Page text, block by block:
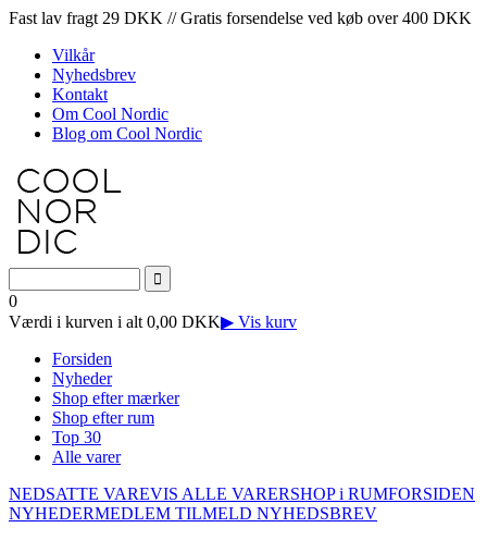
Fast lav fragt 29 DKK // Gratis forsendelse ved køb over 400 DKK
Vilkår
Nyhedsbrev
Kontakt
Om Cool Nordic
Blog om Cool Nordic
0
Værdi i kurven i alt 0,00 DKK▶ Vis kurv
Forsiden
Nyheder
Shop efter mærker
Shop efter rum
Top 30
Alle varer
NEDSATTE VAREVIS ALLE VARERSHOP i RUMFORSIDEN
NYHEDERMEDLEM TILMELD NYHEDSBREV